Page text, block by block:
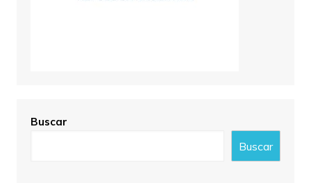
Buscar
Buscar